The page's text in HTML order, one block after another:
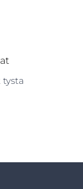
tysta